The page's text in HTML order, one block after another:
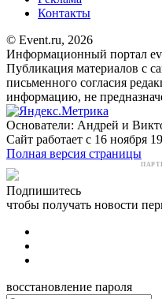
Контакты
© Event.ru, 2026
Информационный портал
Публикация материалов с
письменного согласия
информацию, не
Основатели: Андрей и
Сайт работает с 16 ноября
Полная версия страницы
Подпишитесь
чтобы получать новости
восстановление пароля